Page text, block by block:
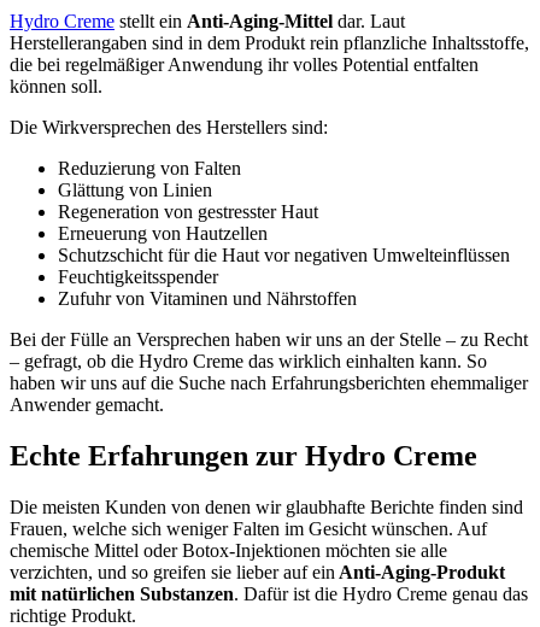
Hydro Creme stellt ein Anti-Aging-Mittel dar. Laut
Herstellerangaben sind in dem Produkt rein pflanzliche Inhaltsstoffe,
die bei regelmäßiger Anwendung ihr volles Potential entfalten
können soll.
Die Wirkversprechen des Herstellers sind:
Reduzierung von Falten
Glättung von Linien
Regeneration von gestresster Haut
Erneuerung von Hautzellen
Schutzschicht für die Haut vor negativen Umwelteinflüssen
Feuchtigkeitsspender
Zufuhr von Vitaminen und Nährstoffen
Bei der Fülle an Versprechen haben wir uns an der Stelle – zu Recht
– gefragt, ob die Hydro Creme das wirklich einhalten kann. So
haben wir uns auf die Suche nach Erfahrungsberichten ehemmaliger
Anwender gemacht.
Echte Erfahrungen zur Hydro Creme
Die meisten Kunden von denen wir glaubhafte Berichte finden sind
Frauen, welche sich weniger Falten im Gesicht wünschen. Auf
chemische Mittel oder Botox-Injektionen möchten sie alle
verzichten, und so greifen sie lieber auf ein Anti-Aging-Produkt
mit natürlichen Substanzen. Dafür ist die Hydro Creme genau das
richtige Produkt.